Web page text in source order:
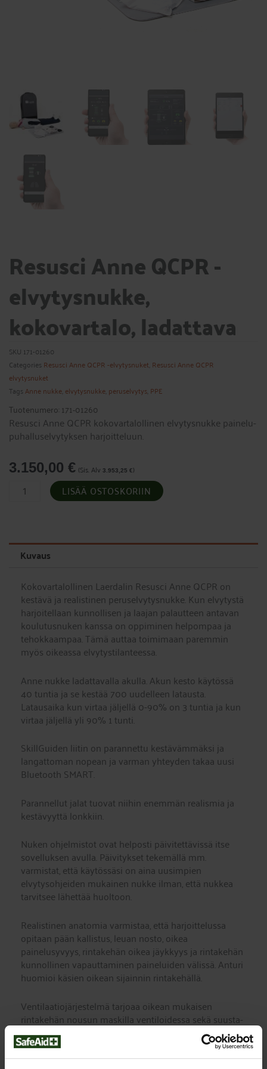
Resusci Anne QCPR -
elvytysnukke,
kokovartalo, ladattava
SKU 171-01260
Categories Resusci Anne QCPR -elvytysnuket Resusci Anne QCPR
elvytysnuket
TagsAnne nukke elvytysnukke peruselvytys PPE
Tuotenumero: 171-01260
Resusci Anne QCPR kokovartalollinen elvytysnukke painelu-
puhalluselvytyksen harjoitteluun.
3.150,00 € (Sis. Alv 3.953,25 €)
Resusci
Anne
elvytysnukke,
kokovartalo,
LISÄÄ OSTOSKORIIN
Kuvaus
Kokovartalollinen Laerdalin Resusci Anne QCPR on
kestävä ja realistinen peruselvytysnukke. Kun elvytystä
harjoitellaan kunnollisen ja laajan palautteen antavan
koulutusnuken kanssa on oppiminen helpompaa ja
tehokkaampaa. Tämä auttaa toimimaan paremmin
myös oikeassa elvytystilanteessa.
Anne nukke ladattavalla akulla. Akun kesto käytössä
40 tuntia ja se kestää 700 uudelleen latausta.
Latausaika kun virtaa jäljellä 0-90% on 3 tuntia ja kun
virtaa jäljellä yli 90% 1 tunti.
SkillGuiden liitin on parannettu kestävämmäksi ja
langattoman nopean ja varman yhteyden takaa uusi
Bluetooth SMART.
Parannellut jalat tuovat niihin enemmän realismia ja
kestävyyttä lonkkiin.
Nuken ohjelmistot ovat helposti päivitettävissä itse
sovelluksen avulla. Päivitykset tekemällä mm.
varmistat, että käytössäsi on aina uusimpien
elvytysohjeiden mukainen nukke ilman, että nukkea
tarvitsee lähettää huoltoon.
Realistinen anatomia varmistaa, että harjoittelussa
opitaan pään kallistus, leuan nosto, oikea
painelusyvyys, rintakehän oikea jäykkyys ja rintakehän
kunnollinen vapauttaminen paineluiden välissä. Anturi
huomioi käsien oikean sijainnin rintakehällä.
Ventilaatiojärjestelmä tarjoaa oikean mukaisen
rintakehän nousun maskilla ventiloidessa sekä suusta-
suuhun puhaltaessa.
Langaton Bluetooth SMART -yhteys SimPad PLUS